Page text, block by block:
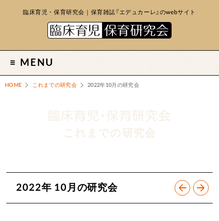
臨床育児・保育研究会｜保育雑誌『エデュカーレ』のwebサイト
MENU
HOME これまでの研究会 2022年10月の研究会
2022年 10月の研究会